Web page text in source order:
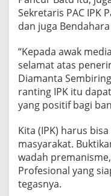
Sekretaris PAC IPK
dan juga
“Kepada awak
selamat atas
Diamanta
ranting IPK itu
yang positif bagi
Kita (IPK) harus
masyarakat.
wadah
Profesional yang
tegasnya.